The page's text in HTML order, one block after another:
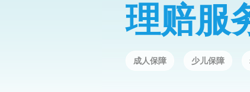
理赔服
成人保障 少儿保障